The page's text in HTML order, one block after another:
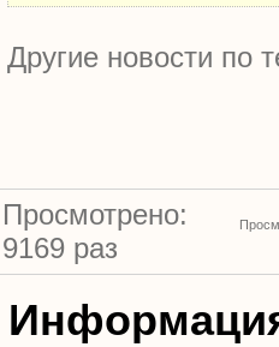
Другие новости по
Просмотрено:
9169 раз